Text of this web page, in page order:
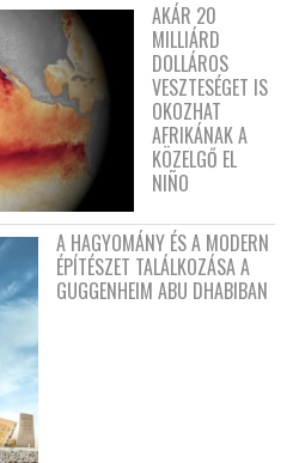
AKÁR 20
MILLIÁRD
DOLLÁROS
VESZTESÉGET IS
OKOZHAT
AFRIKÁNAK A
KÖZELGŐ EL
NIÑO
A HAGYOMÁNY ÉS A MODERN
ÉPÍTÉSZET TALÁLKOZÁSA A
GUGGENHEIM ABU DHABIBAN